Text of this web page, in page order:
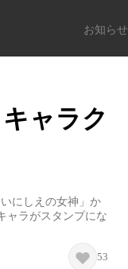
お知らせ
ャラク
にしえの女神」か
ャラがスタンプにな
53